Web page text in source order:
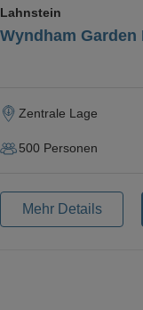
Lahnstein
Zentrale Lage
500 Personen
Mehr Details